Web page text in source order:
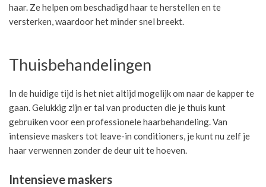
haar. Ze helpen om beschadigd haar te herstellen en te
versterken, waardoor het minder snel breekt.
Thuisbehandelingen
In de huidige tijd is het niet altijd mogelijk om naar de kapper te
gaan. Gelukkig zijn er tal van producten die je thuis kunt
gebruiken voor een professionele haarbehandeling. Van
intensieve maskers tot leave-in conditioners, je kunt nu zelf je
haar verwennen zonder de deur uit te hoeven.
Intensieve maskers